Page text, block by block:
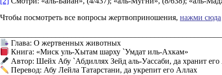
Чтобы посмотреть все вопросы жертвоприношения, нажми сюда
Глава: О жертвенных животных
Книга: «Миск уль-Хытам шарху `Умдат иль-Ахкам»
Автор: Шейх Абу `Абдиллях Зейд аль-Уассаби, да хранит
Перевод: Абу Лейла Татарстани, да укрепит его Аллах